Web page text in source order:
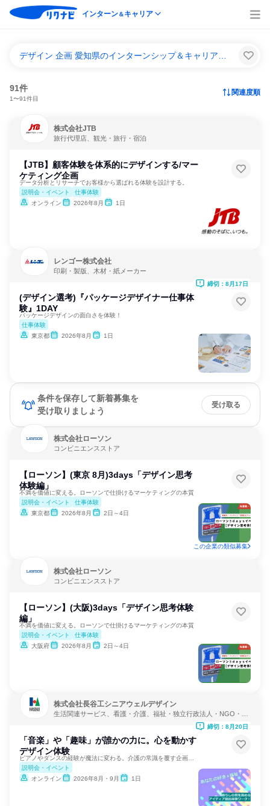
インターン＆キャリア
91件
1〜91件目
関連度順
株式会社JTB
旅行代理店、観光・旅行・宿泊
【JTB】顧客体験を体系的にデザインする/マー
ケティング企画
データ分析とリサーチでお客様から選ばれる体験を設計する。
説明会・イベント
仕事体験
オンライン
2026年8月 1日
レンゴー株式会社
印刷・製版、木材・紙メーカー
(デザイン選考)『パッケージデザイナー仕事体
験』1DAY
パッケージデザインの面白さを体験！
仕事体験
東京都
2026年8月 1日
締切：8月17日
条件を保存して新着募集を
受け取りましょう
受け取る
株式会社ローソン
コンビニエンスストア
【ローソン】(東京 8月)3days「デザイン思考
体験編」
不満を価値に変える。ローソンで仕掛けるマーケティングの本質
説明会・イベント
仕事体験
東京都
2026年8月 2日～4日
この企業の類似募集
株式会社ローソン
コンビニエンスストア
【ローソン】(大阪)3days「デザイン思考体験
編」
不満を価値に変える。ローソンで仕掛けるマーケティングの本質
説明会・イベント
仕事体験
大阪府
2026年8月 2日～4日
株式会社長谷工シニアウェルデザイン
生活関連サービス、看護・介護、福祉・独立行政法人・NGO・N
「音楽」や「趣味」が誰かの力に。心を動かす
デザイン体験
説明会・イベント
オンライン
2026年8月・9月 1日
締切：8月20日